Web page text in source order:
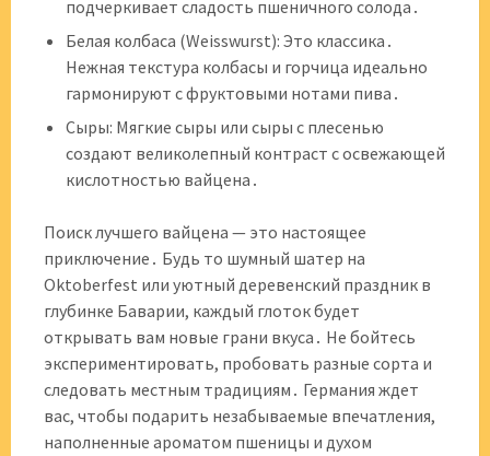
подчеркивает сладость пшеничного солода․
Белая колбаса (Weisswurst): Это классика․
Нежная текстура колбасы и горчица идеально
гармонируют с фруктовыми нотами пива․
Сыры: Мягкие сыры или сыры с плесенью
создают великолепный контраст с освежающей
кислотностью вайцена․
Поиск лучшего вайцена — это настоящее
приключение․ Будь то шумный шатер на
Oktoberfest или уютный деревенский праздник в
глубинке Баварии, каждый глоток будет
открывать вам новые грани вкуса․ Не бойтесь
экспериментировать, пробовать разные сорта и
следовать местным традициям․ Германия ждет
вас, чтобы подарить незабываемые впечатления,
наполненные ароматом пшеницы и духом